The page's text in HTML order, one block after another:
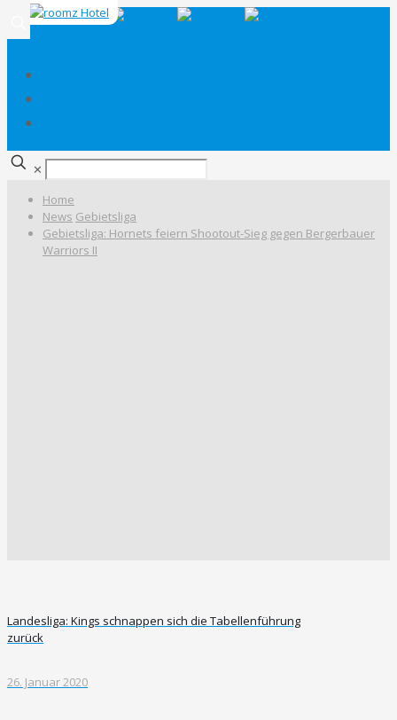
✕
Home
News Gebietsliga
Gebietsliga: Hornets feiern Shootout-Sieg gegen Bergerbauer
Warriors II
Landesliga: Kings schnappen sich die Tabellenführung
zurück
26. Januar 2020